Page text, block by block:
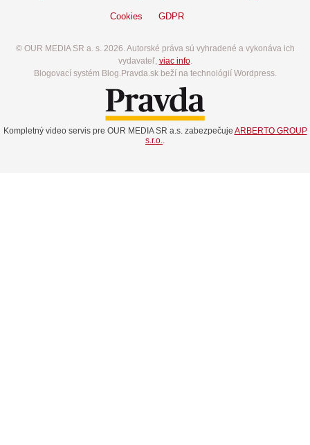
Cookies GDPR
© OUR MEDIA SR a. s. 2026. Autorské práva sú vyhradené a vykonáva ich
vydavateľ, viac info.
Blogovací systém Blog.Pravda.sk beží na technológií Wordpress.
Kompletný video servis pre OUR MEDIA SR a.s. zabezpečuje ARBERTO GROUP
s.r.o.